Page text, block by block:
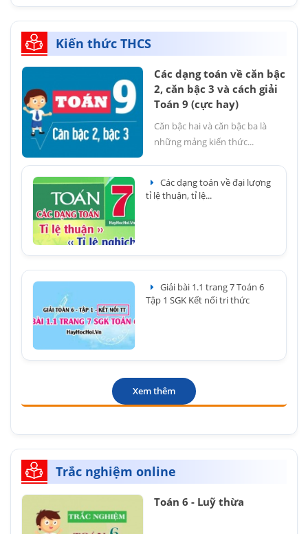
Kiến thức THCS
Các dạng toán về căn bậc
2, căn bậc 3 và cách giải
Toán 9 (cực hay)
Căn bậc hai và căn bậc ba là
những mảng kiến thức...
Các dạng toán về đại lượng
tỉ lệ thuận, tỉ lệ...
Giải bài 1.1 trang 7 Toán 6
Tập 1 SGK Kết nối tri thức
Xem thêm
Trắc nghiệm online
Toán 6 - Luỹ thừa